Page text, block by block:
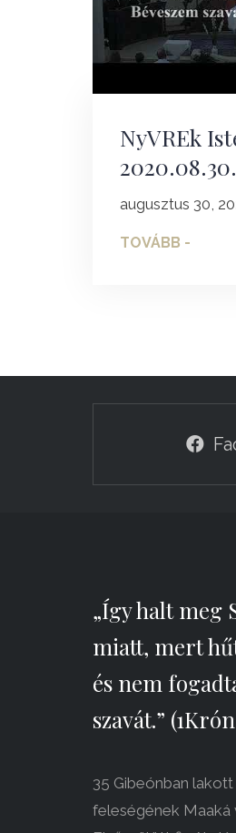
NyVREk
augusztus 30,
TOVÁBB -
„Így halt meg
miatt, mert
és nem
szavát.”
35 Gibeónban
feleségének Maaká